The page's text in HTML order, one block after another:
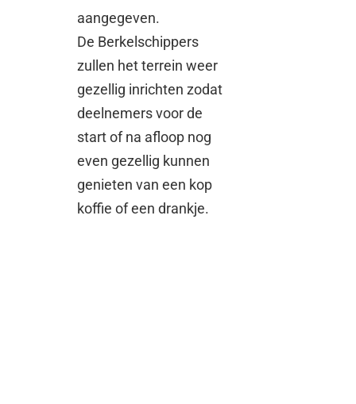
aangegeven.
De Berkelschippers
zullen het terrein weer
gezellig inrichten zodat
deelnemers voor de
start of na afloop nog
even gezellig kunnen
genieten van een kop
koffie of een drankje.